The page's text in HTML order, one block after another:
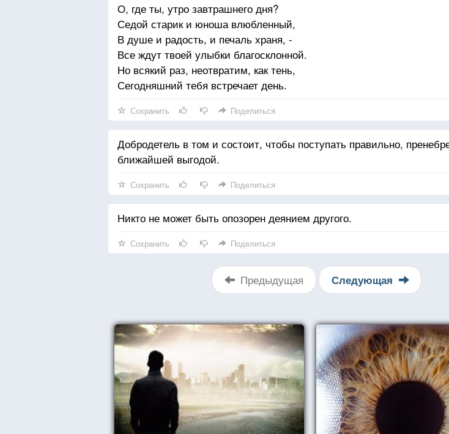
Ромашка братца на рассвете,
Целует, жар души храня
Что стоят поцелуи эти,
Коль не целуешь ты меня?
О, где ты, утро завтрашнего дня?
Седой старик и юноша влюбленный,
В душе и радость, и печаль храня, -
Все ждут твоей улыбки благосклонной.
Но всякий раз, неотвратим, как тень,
Сегодняшний тебя встречает день.
Сохранить Поделиться
Добродетель в том и состоит, чтобы поступать правильно,
ближайшей выгодой.
Сохранить Поделиться
Никто не может быть опозорен деянием другого.
Сохранить Поделиться
Предыдущая Следующая